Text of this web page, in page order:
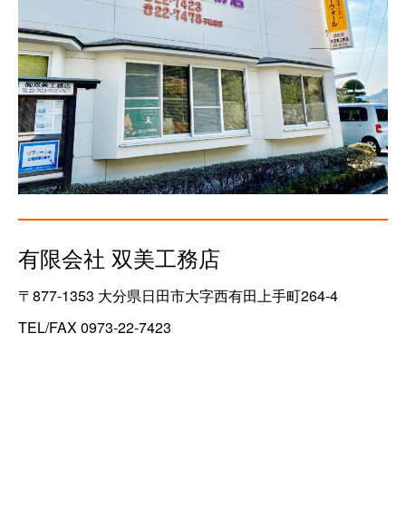
有限会社 双美工務店
〒877-1353 大分県日田市大字西有田上手町264-4
TEL/FAX 0973-22-7423